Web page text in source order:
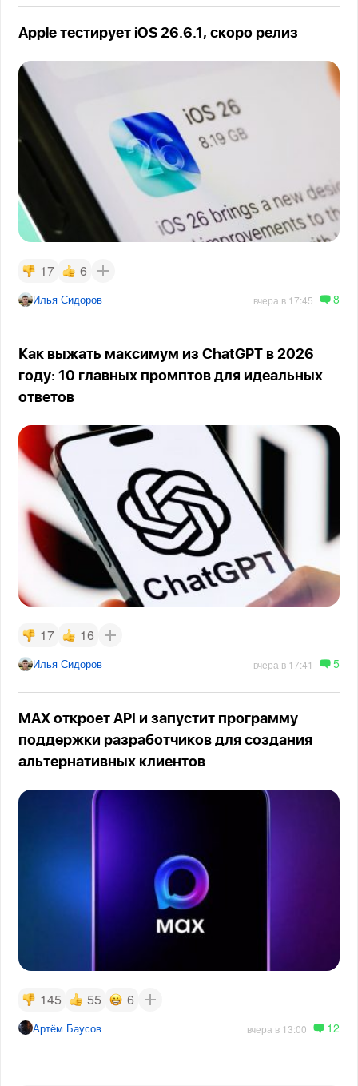
Apple тестирует iOS 26.6.1, скоро релиз
17 6
Илья Сидоров вчера в 17:45 8
Как выжать максимум из ChatGPT в 2026
году: 10 главных промптов для идеальных
ответов
17 16
Илья Сидоров вчера в 17:41 5
MAX откроет API и запустит программу
поддержки разработчиков для создания
альтернативных клиентов
145 55 6
Артём Баусов вчера в 13:00 12